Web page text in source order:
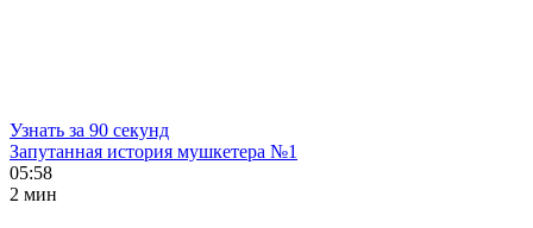
Узнать за 90 секунд
Запутанная история мушкетера №1
05:58
2 мин